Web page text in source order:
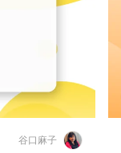
谷口麻子